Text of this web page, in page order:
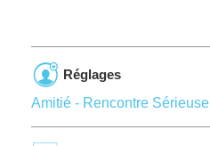
Réglages
Amitié - Rencontre Sérieuse